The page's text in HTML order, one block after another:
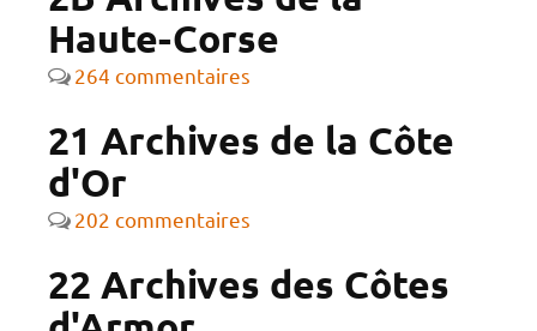
Haute-Corse
264 commentaires
21 Archives de la Côte
d'Or
202 commentaires
22 Archives des Côtes